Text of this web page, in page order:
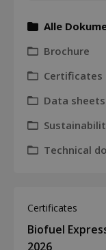
Alle
Brochure
Certificates
Data sheets
Technical
Certificates
Biofuel
2026